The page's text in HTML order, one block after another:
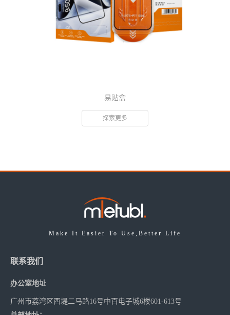
易贴盒
探索更多
Make It Easier To Use,Better Life
联系我们
办公室地址
广州市荔湾区西堤二马路16号中百电子城6楼601-613号